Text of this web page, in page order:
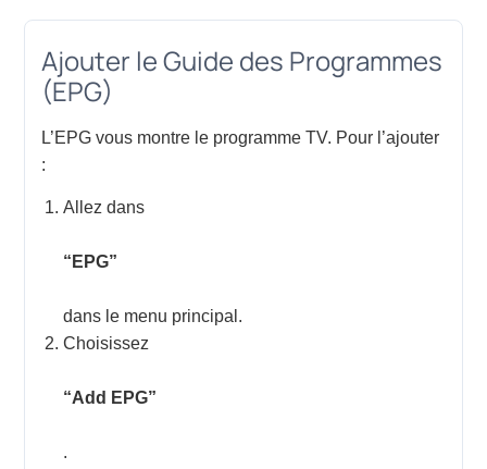
Ajouter le Guide des Programmes
(EPG)
L’EPG vous montre le programme TV. Pour l’ajouter
:
Allez dans
“EPG”
dans le menu principal.
Choisissez
“Add EPG”
.